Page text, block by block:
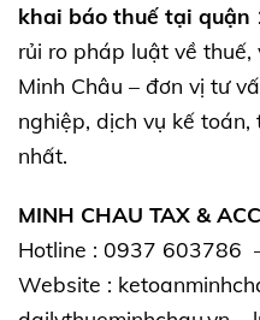
khai báo thuế tại quận
rủi ro pháp luật về
Minh Châu – đơn vị tư
nghiệp, dịch vụ kế
nhất.
MINH CHAU TAX &
Hotline : 0937 603786
Website :